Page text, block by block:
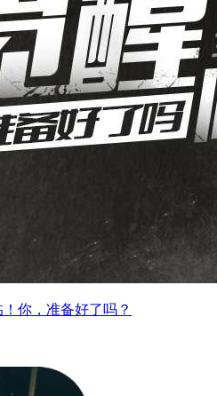
！你，准备好了吗？